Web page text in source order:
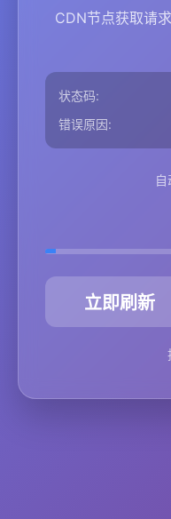
CDN节点获取请
状态码:
错误原因:
立即刷新